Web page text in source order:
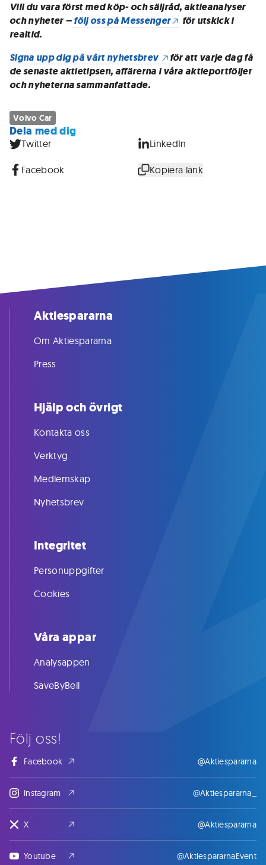
Vill du vara först med köp- och säljråd, aktieanalyser
och nyheter –följ oss på Messenger
för utskick i
realtid.
Signa upp dig på vårt nyhetsbrev
för att varje dag få
de senaste aktietipsen, affärerna i våra aktieportföljer
och nyheterna sammanfattade.
Volvo Car
Dela med dig
Twitter LinkedIn
Facebook Kopiera länk
Följ oss!
Facebook @Aktiespararna
Instagram @Aktiespararna_
X @Aktiespararna
Youtube @AktiespararnaEvent
Aktiespararna
Om Aktiespararna
Press
Hjälp och övrigt
Kontakta oss
Verktyg
Medlemskap
Nyhetsbrev
Integritet
Personuppgifter
Cookies
Våra appar
Analysappen
SaveByBell